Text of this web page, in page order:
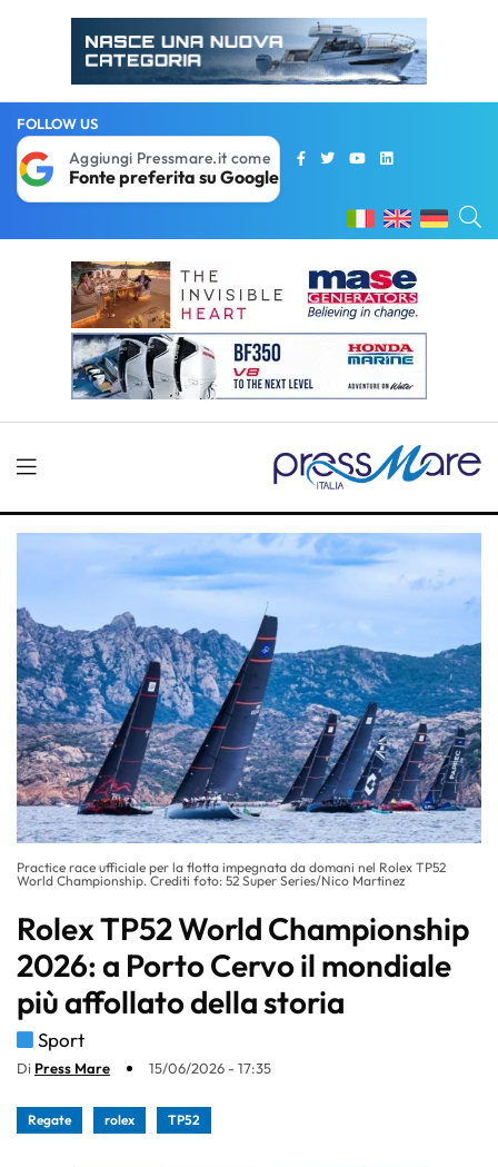
FOLLOW US
Aggiungi Pressmare.it come
Fonte preferita su Google
Practice race ufficiale per la flotta impegnata da domani nel Rolex TP52
World Championship. Crediti foto: 52 Super Series/Nico Martinez
Rolex TP52 World Championship
2026: a Porto Cervo il mondiale
più affollato della storia
Sport
Di Press Mare 15/06/2026 - 17:35
Regate rolex TP52